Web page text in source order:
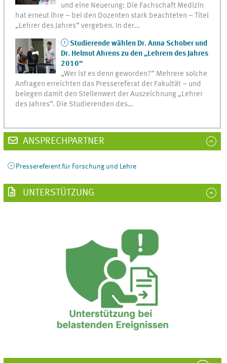
und eine Neuerung: Die Fachschaft Medizin
hat erneut ihre – bei den Dozenten stark beachteten – Titel
„Lehrer des Jahres“ vergeben. In der…
Studierende wählen Dr. Anna Schober und
Dr. Helmut Ahrens zu den „Lehrern des Jahres
2010“
„Wer ist es denn geworden?“ Mehrere solche
Anfragen erreichten das Pressereferat der Fakultät – und
belegen damit den Stellenwert der Auszeichnung „Lehrer
des Jahres“. Die Studierenden des…
ANSPRECHPARTNER
Pressereferent für Forschung und Lehre
UNTERSTÜTZUNG